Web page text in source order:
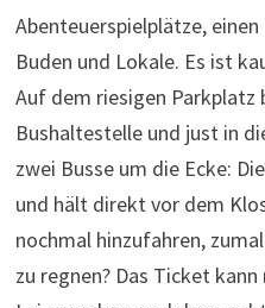
Abenteuerspielplätze,
Buden und Lokale. Es ist
Auf dem riesigen Parkplatz
Bushaltestelle und just in
zwei Busse um die Ecke:
und hält direkt vor dem
nochmal hinzufahren,
zu regnen? Das Ticket